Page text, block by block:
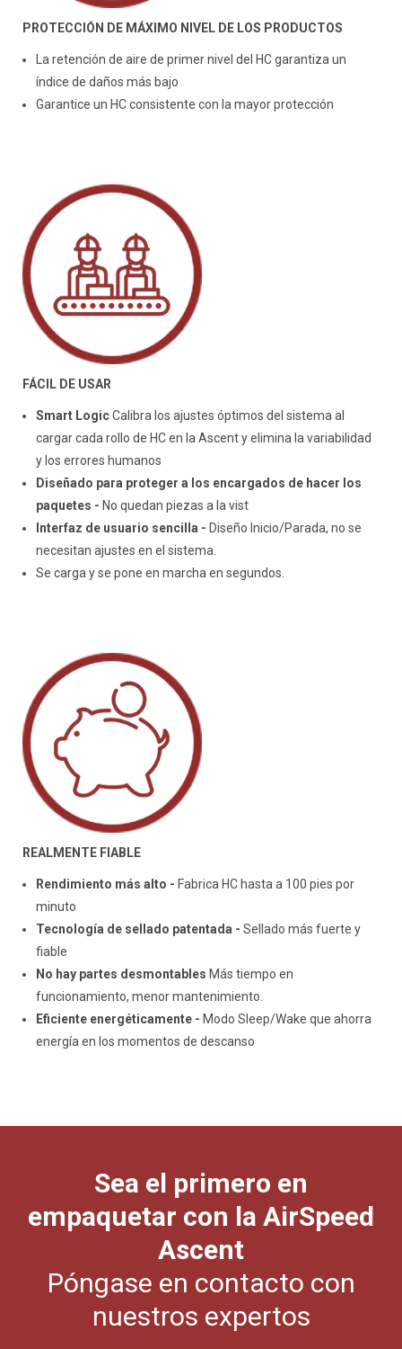
PROTECCIÓN DE MÁXIMO NIVEL DE LOS PRODUCTOS
La retención de aire de primer nivel del HC garantiza un
índice de daños más bajo
Garantice un HC consistente con la mayor protección
FÁCIL DE USAR
Smart LogicCalibra los ajustes óptimos del sistema al
cargar cada rollo de HC en la Ascent y elimina la variabilidad
y los errores humanos
Diseñado para proteger a los encargados de hacer los
paquetes - No quedan piezas a la vist
Interfaz de usuario sencilla - Diseño Inicio/Parada, no se
necesitan ajustes en el sistema.
Se carga y se pone en marcha en segundos.
REALMENTE FIABLE
Rendimiento más alto - Fabrica HC hasta a 100 pies por
minuto
Tecnología de sellado patentada - Sellado más fuerte y
fiable
No hay partes desmontables Más tiempo en
funcionamiento, menor mantenimiento.
Eficiente energéticamente - Modo Sleep/Wake que ahorra
energía en los momentos de descanso
Sea el primero en
empaquetar con la AirSpeed
Ascent
Póngase en contacto con
nuestros expertos